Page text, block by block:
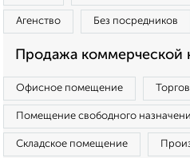
Агенство Без посредников
Продажа коммерческой
Офисное помещение
Помещение свободного
Складское помещение